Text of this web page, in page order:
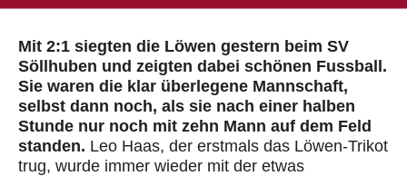
Mit 2:1 siegten die Löwen gestern beim SV
Söllhuben und zeigten dabei schönen Fussball.
Sie waren die klar überlegene Mannschaft,
selbst dann noch, als sie nach einer halben
Stunde nur noch mit zehn Mann auf dem Feld
standen. Leo Haas, der erstmals das Löwen-Trikot
trug, wurde immer wieder mit der etwas